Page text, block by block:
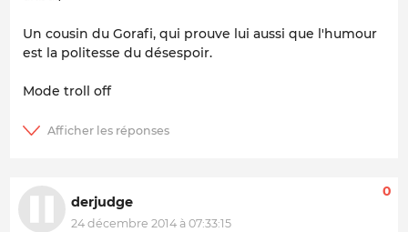
Un cousin du Gorafi, qui prouve lui aussi que l'humour
est la politesse du désespoir.
Mode troll off
derjudge
24 décembre 2014 à 07:33:15
0